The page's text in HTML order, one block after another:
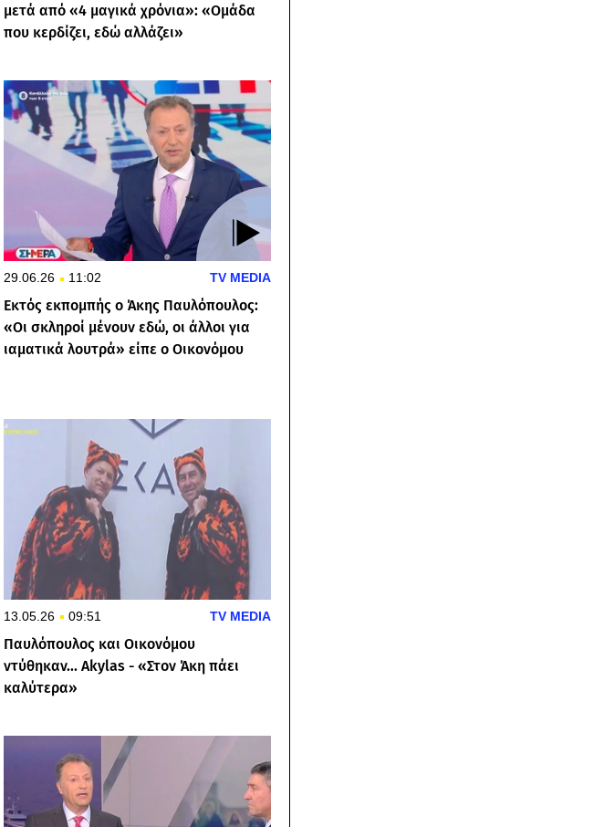
μετά από «4 μαγικά χρόνια»: «Ομάδα
που κερδίζει, εδώ αλλάζει»
29.06.26 11:02 TV MEDIA
Εκτός εκπομπής ο Άκης Παυλόπουλος:
«Οι σκληροί μένουν εδώ, οι άλλοι για
ιαματικά λουτρά» είπε ο Οικονόμου
13.05.26 09:51 TV MEDIA
Παυλόπουλος και Οικονόμου
ντύθηκαν... Akylas - «Στον Άκη πάει
καλύτερα»